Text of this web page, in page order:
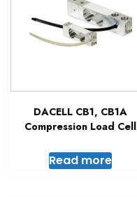
DACELL CB1, CB1A
Compression Load Cell
Read more